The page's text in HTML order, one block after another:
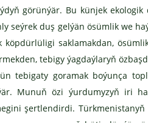
görünýär. Bu künjek
seýrek duş gelýän ösümlik we
köpdürlüligi saklamakdan,
tebigy ýagdaýlaryň
tebigaty goramak boýunça
Munuň özi ýurdumyzyň iri
şertlendirdi. Türkmenistanyň